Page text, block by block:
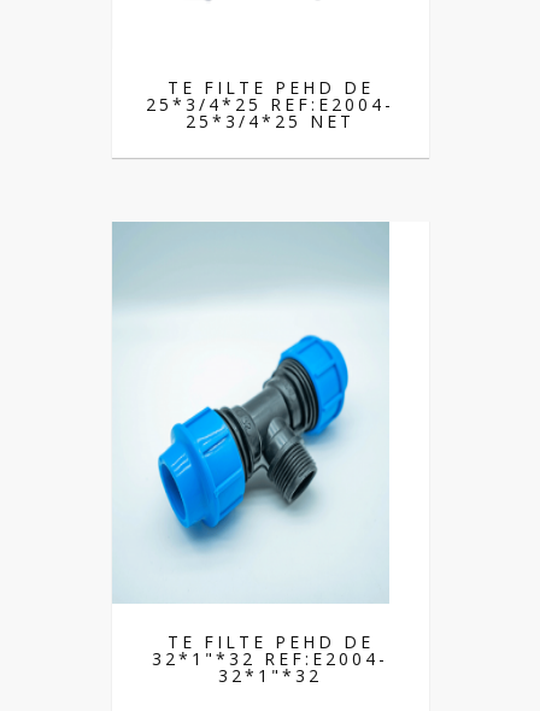
TE FILTE PEHD DE
25*3/4*25 REF:E2004-
25*3/4*25 NET
TE FILTE PEHD DE
32*1"*32 REF:E2004-
32*1"*32